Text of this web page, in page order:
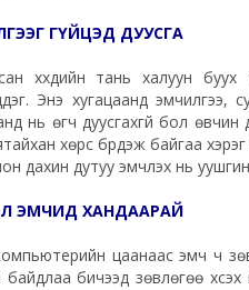
ГҮЙЦЭД ДУУСГА
хүүхдийн тань халуун
Энэ хугацаанд
нь өгч дуусгахгүй бол
хөрс бүрдэж байгаа
дахин дутуу эмчлэх нь
ЭМЧИД ХАНДААРАЙ
цаанаас эмч ч
байдлаа бичээд зөвлөгөө